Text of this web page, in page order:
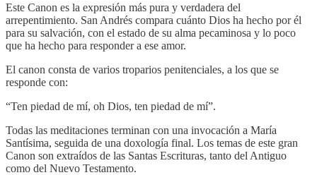
Este Canon es la expresión más pura y verdadera del
arrepentimiento. San Andrés compara cuánto Dios ha hecho por él
para su salvación, con el estado de su alma pecaminosa y lo poco
que ha hecho para responder a ese amor.
El canon consta de varios troparios penitenciales, a los que se
responde con:
“Ten piedad de mí, oh Dios, ten piedad de mí”.
Todas las meditaciones terminan con una invocación a María
Santísima, seguida de una doxología final. Los temas de este gran
Canon son extraídos de las Santas Escrituras, tanto del Antiguo
como del Nuevo Testamento.